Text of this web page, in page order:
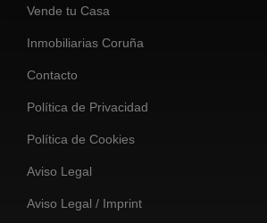
Vende tu Casa
Inmobiliarias Coruña
Contacto
Política de Privacidad
Política de Cookies
Aviso Legal
Aviso Legal / Imprint